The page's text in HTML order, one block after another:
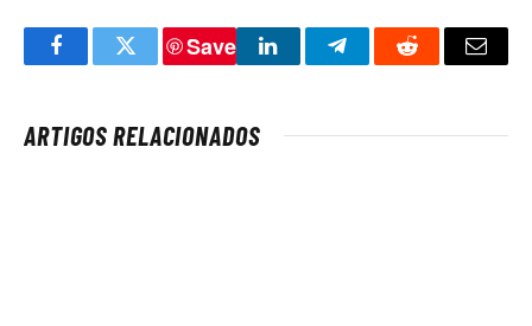
FacebookTwitter
Save
LinkedInTelegramReddit Email
ARTIGOS RELACIONADOS